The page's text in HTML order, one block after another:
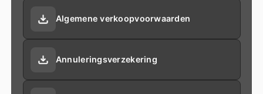
Algemene verkoopvoorwaarden
Annuleringsverzekering